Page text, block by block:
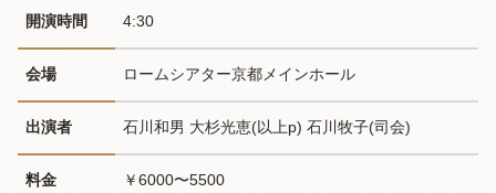
開演時間 4:30
会場 ロームシアター京都メインホール
出演者 石川和男 大杉光恵(以上p) 石川牧子(司会)
料金 ￥6000〜5500